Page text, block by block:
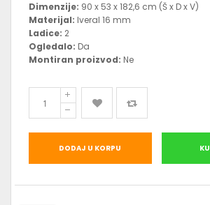
Dimenzije: 90 x 53 x 182,6 cm (Š x D x V)
Materijal: Iveral 16 mm
Ladice: 2
Ogledalo: Da
Montiran proizvod: Ne
DODAJ U KORPU